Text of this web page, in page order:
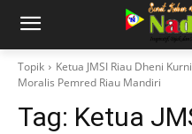
Topik
Ketua JMSI Riau Dheni
Moralis Pemred Riau Mandiri
Tag: Ketua